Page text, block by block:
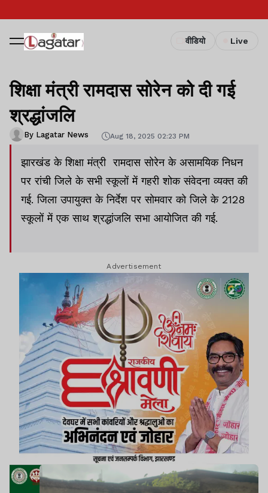
वीडियो Live
शिक्षा मंत्री रामदास सोरेन को दी गई
श्रद्धांजलि
By Lagatar News Aug 18, 2025 02:23 PM
झारखंड के शिक्षा मंत्री रामदास सोरेन के असामयिक निधन
पर रांची जिले के सभी स्कूलों में गहरी शोक संवेदना व्यक्त की
गई. जिला उपायुक्त के निर्देश पर सोमवार को जिले के 2128
स्कूलों में एक साथ श्रद्धांजलि सभा आयोजित की गई.
Advertisement